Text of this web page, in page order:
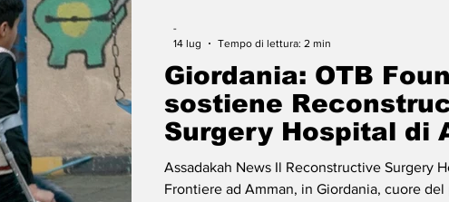
Giordania: OTB
sostiene
Surgery Hospital di
Assadakah News Il Reconstructive Surgery Hospital di Medici Senza
Frontiere ad Amman, in Giordania, cuore
-
14 lug
Tempo di lettura: 2 min